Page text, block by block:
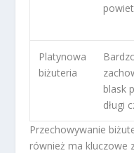
Platynowa
biżuteria
blask
długi
Przechowywanie
również ma kluczowe